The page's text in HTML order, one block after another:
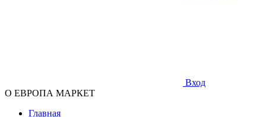
Вход
О ЕВРОПА МАРКЕТ
Главная